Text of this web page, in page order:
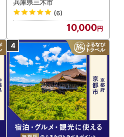
兵庫県三木市
(6)
10,000